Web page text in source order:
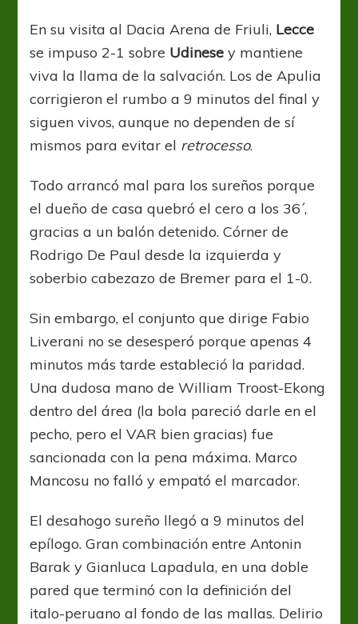
En su visita al Dacia Arena de Friuli, Lecce
se impuso 2-1 sobre Udinese y mantiene
viva la llama de la salvación. Los de Apulia
corrigieron el rumbo a 9 minutos del final y
siguen vivos, aunque no dependen de sí
mismos para evitar el retrocesso.
Todo arrancó mal para los sureños porque
el dueño de casa quebró el cero a los 36´,
gracias a un balón detenido. Córner de
Rodrigo De Paul desde la izquierda y
soberbio cabezazo de Bremer para el 1-0.
Sin embargo, el conjunto que dirige Fabio
Liverani no se desesperó porque apenas 4
minutos más tarde estableció la paridad.
Una dudosa mano de William Troost-Ekong
dentro del área (la bola pareció darle en el
pecho, pero el VAR bien gracias) fue
sancionada con la pena máxima. Marco
Mancosu no falló y empató el marcador.
El desahogo sureño llegó a 9 minutos del
epílogo. Gran combinación entre Antonin
Barak y Gianluca Lapadula, en una doble
pared que terminó con la definición del
italo-peruano al fondo de las mallas. Delirio